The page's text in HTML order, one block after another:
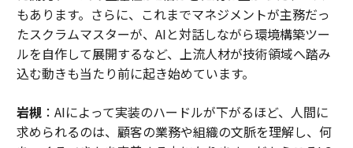
もあります。さらに、これまでマネジメントが主務だっ
たスクラムマスターが、AIと対話しながら環境構築ツー
ルを自作して展開するなど、上流人材が技術領域へ踏み
込む動きも当たり前に起き始めています。
岩槻：AIによって実装のハードルが下がるほど、人間に
求められるのは、顧客の業務や組織の文脈を理解し、何